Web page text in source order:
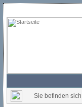
Sie befinden